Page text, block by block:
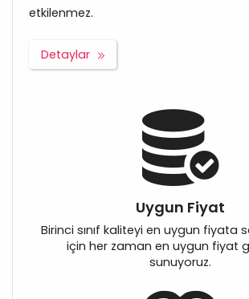
etkilenmez.
Detaylar
Uygun Fiyat
Birinci sınıf kaliteyi en uygun fiyata
için her zaman en uygun fiyat
sunuyoruz.